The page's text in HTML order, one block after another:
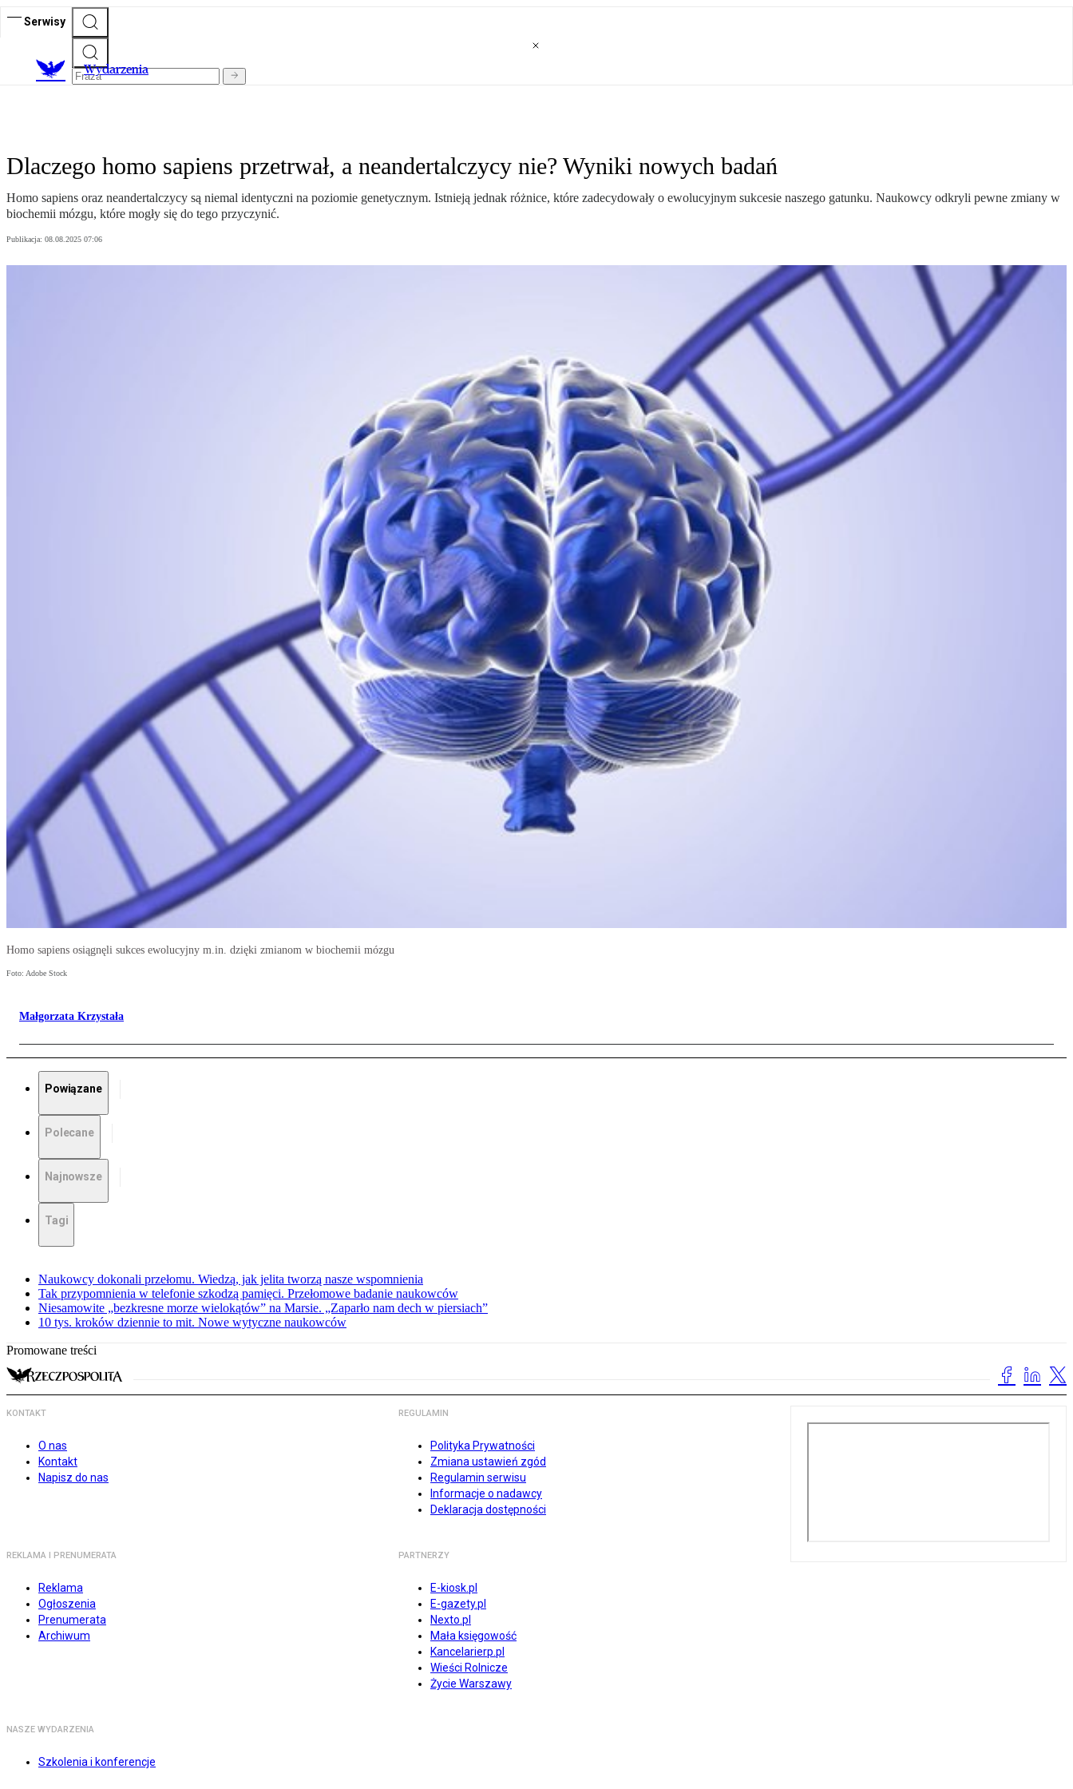
Serwisy
Wydarzenia
Dlaczego homo sapiens przetrwał, a neandertalczycy nie? Wyniki nowych badań
Homo sapiens oraz neandertalczycy są niemal identyczni na poziomie genetycznym. Istnieją jednak różnice, które zadecydowały o ewolucyjnym sukcesie naszego gatunku. Naukowcy odkryli pewne zmiany w
biochemii mózgu, które mogły się do tego przyczynić.
Publikacja: 08.08.2025 07:06
Homo sapiens osiągnęli sukces ewolucyjny m.in. dzięki zmianom w biochemii mózgu
Foto: Adobe Stock
Małgorzata Krzystała
Powiązane
Polecane
Najnowsze
Tagi
Naukowcy dokonali przełomu. Wiedzą, jak jelita tworzą nasze wspomnienia
Tak przypomnienia w telefonie szkodzą pamięci. Przełomowe badanie naukowców
Niesamowite „bezkresne morze wielokątów” na Marsie. „Zaparło nam dech w piersiach”
10 tys. kroków dziennie to mit. Nowe wytyczne naukowców
Promowane treści
KONTAKT
O nas
Kontakt
Napisz do nas
REGULAMIN
Polityka Prywatności
Zmiana ustawień zgód
Regulamin serwisu
Informacje o nadawcy
Deklaracja dostępności
REKLAMA I PRENUMERATA
Reklama
Ogłoszenia
Prenumerata
Archiwum
PARTNERZY
E-kiosk.pl
E-gazety.pl
Nexto.pl
Mała księgowość
Kancelarierp.pl
Wieści Rolnicze
Życie Warszawy
NASZE WYDARZENIA
Szkolenia i konferencje